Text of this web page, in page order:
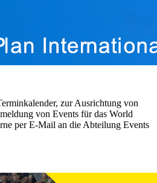
zur Ausrichtung von
von Events für das World
per E-Mail an die Abteilung Events